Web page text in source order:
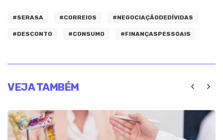
#SERASA #CORREIOS #NEGOCIAÇÃODEDÍVIDAS
#DESCONTO #CONSUMO #FINANÇASPESSOAIS
VEJA TAMBÉM